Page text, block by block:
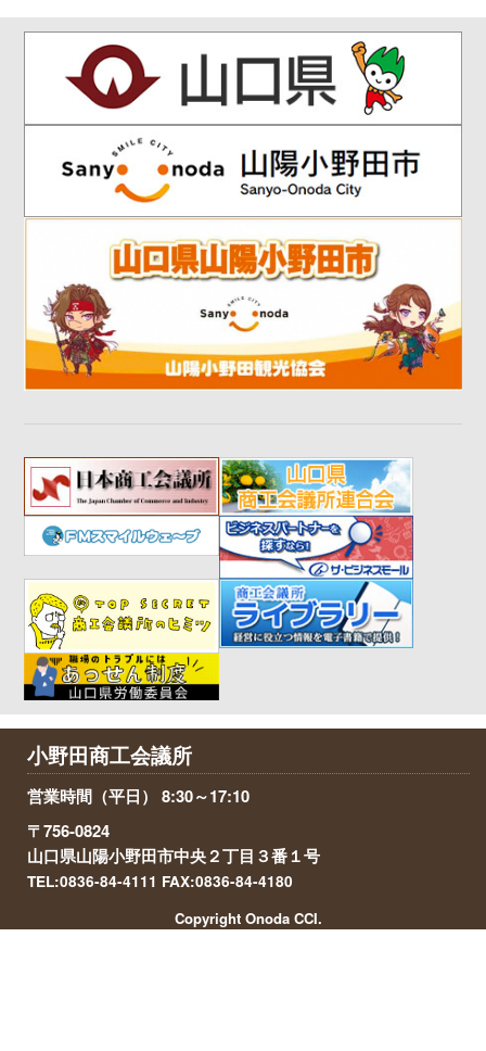
小野田商工会議所
営業時間（平日） 8:30～17:10
〒756-0824
山口県山陽小野田市中央２丁目３番１号
TEL:0836-84-4111 FAX:0836-84-4180
Copyright Onoda CCI.